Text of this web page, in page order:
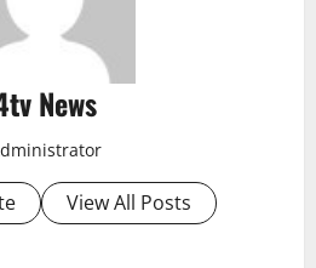
News
View All Posts